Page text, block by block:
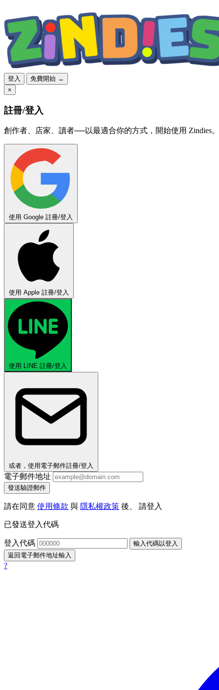
登入
免費開始 →
×
註冊/登入
創作者、店家、讀者──以最適合你的方式，開始使用 Zindies。
使用 Google 註冊/登入
使用 Apple 註冊/登入
使用 LINE 註冊/登入
或者，使用電子郵件註冊/登入
電子郵件地址
發送驗證郵件
請在同意 使用條款 與 隱私權政策 後、 請登入
已發送登入代碼
登入代碼
輸入代碼以登入
返回電子郵件地址輸入
?